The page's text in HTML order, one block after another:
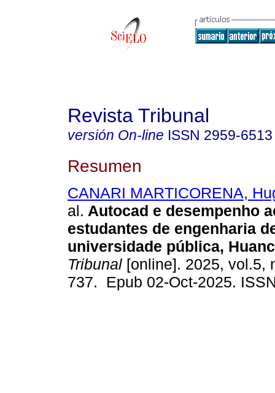
Revista Tribunal
versión On-line ISSN 2959-6513
Resumen
CANARI MARTICORENA,
al. Autocad e desempenho
estudantes de engenharia
universidade pública,
Tribunal [online]. 2025, vol.5,
737. Epub 02-Oct-2025.